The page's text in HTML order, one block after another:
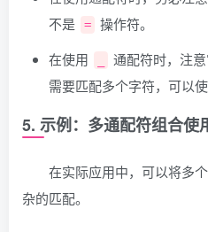
不是
=
操作符。
在使用
通配符时，注
需要匹配多个字符，可以
5. 示例：多通配符组合使
在实际应用中，可以将多
杂的匹配。